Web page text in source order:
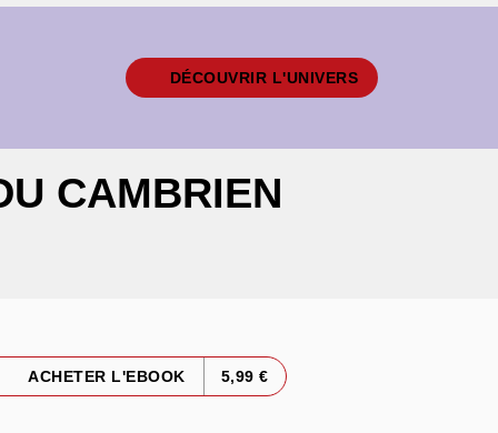
DÉCOUVRIR L'UNIVERS
CAMBRIEN
ACHETER L'EBOOK 5,99 €